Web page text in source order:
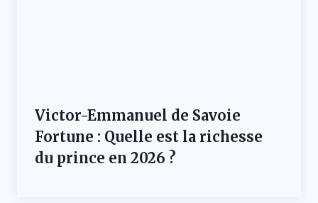
Victor-Emmanuel de Savoie
Fortune : Quelle est la richesse
du prince en 2026 ?